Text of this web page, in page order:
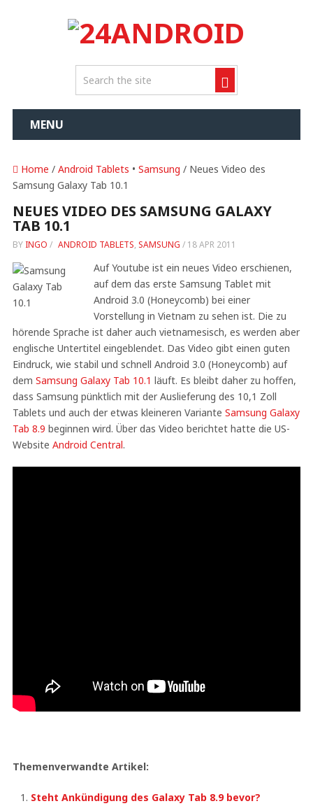
MENU
Home / Android Tablets • Samsung / Neues Video des
Samsung Galaxy Tab 10.1
NEUES VIDEO DES SAMSUNG GALAXY
TAB 10.1
BY INGO / ANDROID TABLETS, SAMSUNG / 18 APR 2011
Auf Youtube ist ein neues Video erschienen,
auf dem das erste Samsung Tablet mit
Android 3.0 (Honeycomb) bei einer
Vorstellung in Vietnam zu sehen ist. Die zu
hörende Sprache ist daher auch vietnamesisch, es werden aber
englische Untertitel eingeblendet. Das Video gibt einen guten
Eindruck, wie stabil und schnell Android 3.0 (Honeycomb) auf
dem Samsung Galaxy Tab 10.1 läuft. Es bleibt daher zu hoffen,
dass Samsung pünktlich mit der Auslieferung des 10,1 Zoll
Tablets und auch der etwas kleineren Variante Samsung Galaxy
Tab 8.9 beginnen wird. Über das Video berichtet hatte die US-
Website Android Central.
Themenverwandte Artikel:
Steht Ankündigung des Galaxy Tab 8.9 bevor?